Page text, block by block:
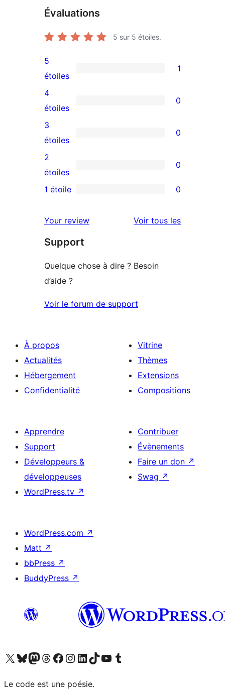
Évaluations
5 sur 5 étoiles.
1
avis
à
5
étoile
5
étoiles
1
0
avis
à
4
étoile
4
étoiles
0
0
avis
à
3
3
étoiles
0
0
avis
2
2
étoiles
0
à
1
1 étoile 0
Your review Voir tous lesavis
Support
Quelque chose à dire ? Besoin
d’aide ?
Voir le forum de support
À propos
Actualités
Hébergement
Confidentialité
Vitrine
Thèmes
Extensions
Compositions
Apprendre
Support
Développeurs &
développeuses
WordPress.tv ↗
Contribuer
Évènements
Faire un don ↗
Swag ↗
WordPress.com ↗
Matt ↗
bbPress ↗
BuddyPress ↗
Visitez notre compte X (précédemment Twitter)
Visiter notre compte Bluesky
Visiter notre compte Mastodon
Visiter notre compte Threads
Consulter notre compte Facebook
Consulter notre compte Instagram
Consulter notre compte LinkedIn
Visiter notre compte TokTok
Visiter notre chaîne YouTube
Visiter notre compte Tumblr
Le code est une poésie.